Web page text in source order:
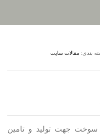
بندی: مقالات سایت
سوخت جهت تولید و تامین